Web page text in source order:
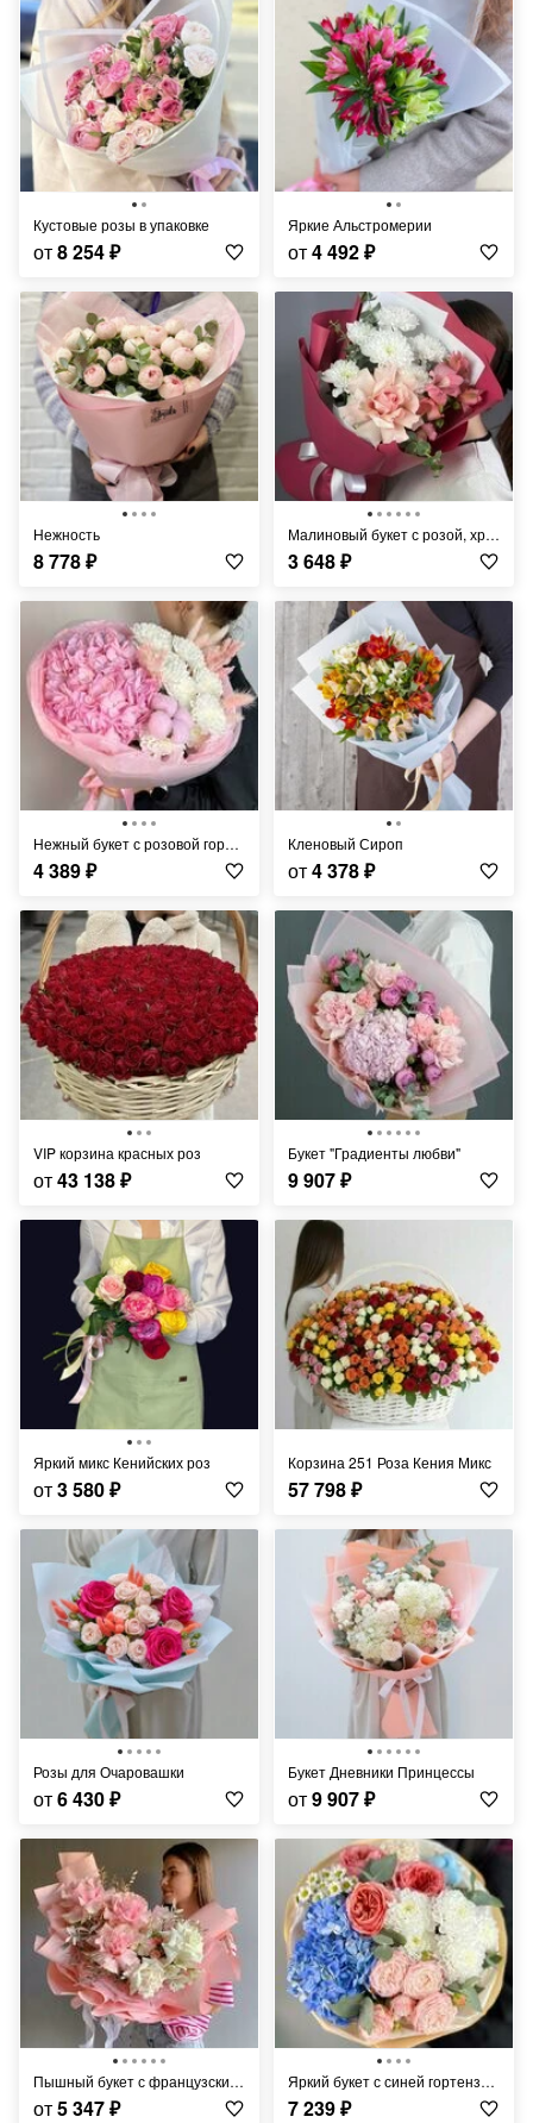
Кустовые розы в упаковке
от8 254₽
Яркие Альстромерии
от4 492₽
Нежность
8 778₽
Малиновый букет с розой, хризантемой и альстромерией
3 648₽
Нежный букет с розовой гортензией и белой хризантемой
4 389₽
Кленовый Сироп
от4 378₽
VIP корзина красных роз
от43 138₽
Букет "Градиенты любви"
9 907₽
Яркий микс Кенийских роз
от3 580₽
Корзина 251 Роза Кения Микс
57 798₽
Розы для Очаровашки
от6 430₽
Букет Дневники Принцессы
от9 907₽
Пышный букет с французскими розами
от5 347₽
Яркий букет с синей гортензией, пионовидными розами и хризантемой
7 239₽